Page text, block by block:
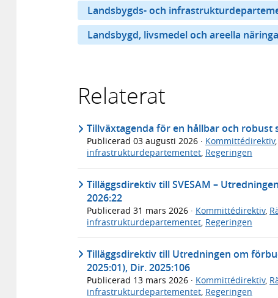
Landsbygds- och
Landsbygd, livsmedel och areella
Relaterat
Tillväxtagenda för en hållbar och robust
Publicerad 03 augusti 2026 · Kommittédirektiv,
infrastrukturdepartementet, Regeringen
Tilläggsdirektiv till SVESAM –
2026:22
Publicerad 31 mars 2026 · Kommittédirektiv,
infrastrukturdepartementet, Regeringen
Tilläggsdirektiv till Utredningen om
2025:01), Dir. 2025:106
Publicerad 13 mars 2026 · Kommittédirektiv,
infrastrukturdepartementet Regeringen